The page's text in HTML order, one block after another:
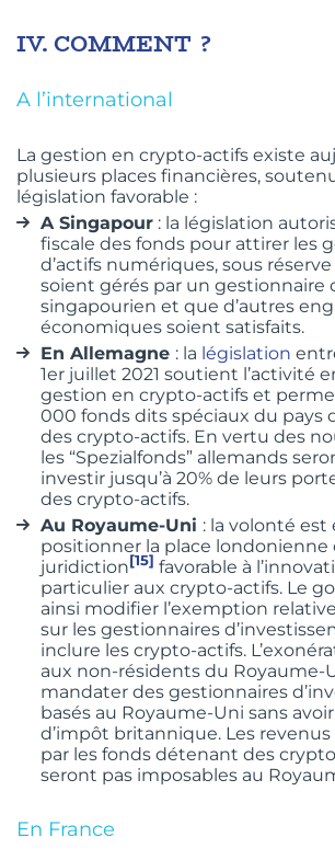
IV. COMMENT ?
A l’international
La gestion en crypto-actifs existe
plusieurs places financières,
législation favorable :
A Singapour : la législation
fiscale des fonds pour attirer les
d’actifs numériques, sous
soient gérés par un gestionnaire
singapourien et que d’autres
économiques soient satisfaits.
En Allemagne : la législation
1er juillet 2021 soutient l’activité
gestion en crypto-actifs et
000 fonds dits spéciaux du pays
des crypto-actifs. En vertu des
les “Spezialfonds” allemands
investir jusqu’à 20% de leurs
des crypto-actifs.
Au Royaume-Uni : la volonté
positionner la place
juridiction[15] favorable à
particulier aux crypto-actifs. Le
ainsi modifier l’exemption
sur les gestionnaires
inclure les crypto-actifs.
aux non-résidents du Royaume-
mandater des gestionnaires
basés au Royaume-Uni sans
d’impôt britannique. Les
par les fonds détenant des
seront pas imposables au
En France